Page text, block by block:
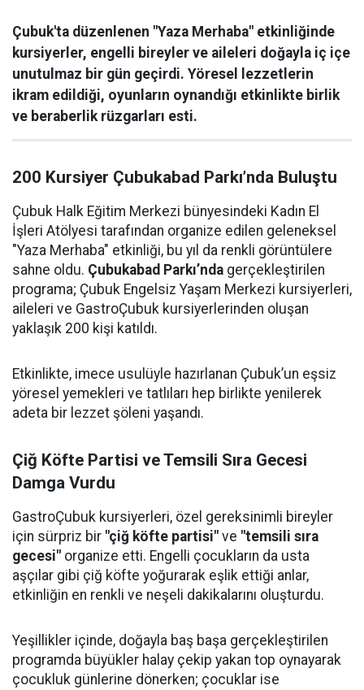
Çubuk'ta düzenlenen "Yaza Merhaba" etkinliğinde
kursiyerler, engelli bireyler ve aileleri doğayla iç içe
unutulmaz bir gün geçirdi. Yöresel lezzetlerin
ikram edildiği, oyunların oynandığı etkinlikte birlik
ve beraberlik rüzgarları esti.
200 Kursiyer Çubukabad Parkı’nda Buluştu
Çubuk Halk Eğitim Merkezi bünyesindeki Kadın El
İşleri Atölyesi tarafından organize edilen geleneksel
"Yaza Merhaba" etkinliği, bu yıl da renkli görüntülere
sahne oldu. Çubukabad Parkı’nda gerçekleştirilen
programa; Çubuk Engelsiz Yaşam Merkezi kursiyerleri,
aileleri ve GastroÇubuk kursiyerlerinden oluşan
yaklaşık 200 kişi katıldı.
Etkinlikte, imece usulüyle hazırlanan Çubuk’un eşsiz
yöresel yemekleri ve tatlıları hep birlikte yenilerek
adeta bir lezzet şöleni yaşandı.
Çiğ Köfte Partisi ve Temsili Sıra Gecesi
Damga Vurdu
GastroÇubuk kursiyerleri, özel gereksinimli bireyler
için sürpriz bir "çiğ köfte partisi" ve "temsili sıra
gecesi" organize etti. Engelli çocukların da usta
aşçılar gibi çiğ köfte yoğurarak eşlik ettiği anlar,
etkinliğin en renkli ve neşeli dakikalarını oluşturdu.
Yeşillikler içinde, doğayla baş başa gerçekleştirilen
programda büyükler halay çekip yakan top oynayarak
çocukluk günlerine dönerken; çocuklar ise